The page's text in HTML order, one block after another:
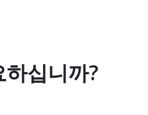
십니까?